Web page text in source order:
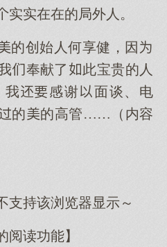
在在的局外人。
创始人何享健，因
奉献了此宝贵的人
我感谢面谈、电
的的高管……（内容
支持该浏览器显示～
阅读功能】